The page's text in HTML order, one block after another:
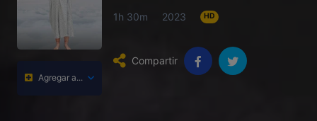
Agregar a...
1h 30m 2023 HD
Compartir